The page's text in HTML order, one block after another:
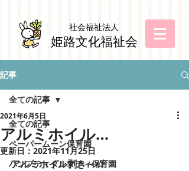
社会福祉法人
姫路文化福祉会
記事
全ての記事
ペーパームーン保育園
ハンプティダンプティ保育園
全ての記事
アルミホイル…
2021年6月5日
更新日：2021年11月25日
アルミホイル剥き～☆